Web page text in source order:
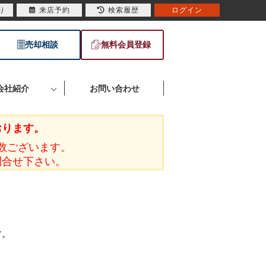
売却相談 無料会員登録
社紹介 お問い合わせ
ます。
ざいます。
せ下さい。
来店予約 検索履歴 ログイン